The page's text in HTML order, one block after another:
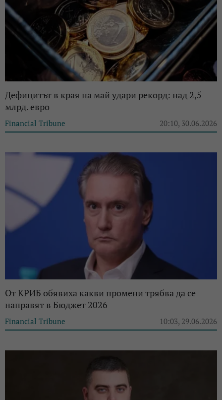
Дефицитът в края на май удари рекорд: над 2,5
млрд. евро
Financial Tribune 20:10, 30.06.2026
От КРИБ обявиха какви промени трябва да се
направят в Бюджет 2026
Financial Tribune 10:03, 29.06.2026